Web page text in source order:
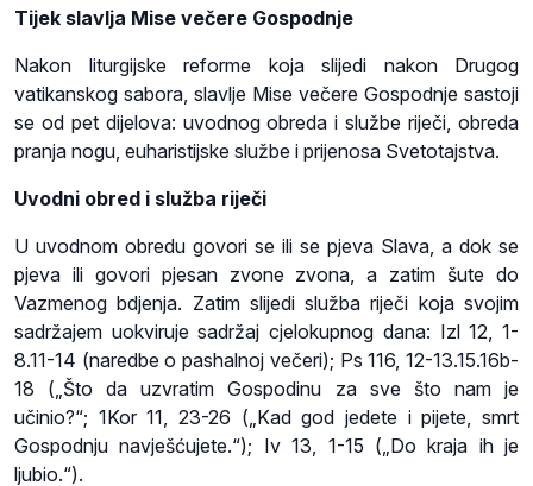
Tijek slavlja Mise večere Gospodnje
Nakon liturgijske reforme koja slijedi nakon Drugog
vatikanskog sabora, slavlje Mise večere Gospodnje sastoji
se od pet dijelova: uvodnog obreda i službe riječi, obreda
pranja nogu, euharistijske službe i prijenosa Svetotajstva.
Uvodni obred i služba riječi
U uvodnom obredu govori se ili se pjeva Slava, a dok se
pjeva ili govori pjesan zvone zvona, a zatim šute do
Vazmenog bdjenja. Zatim slijedi služba riječi koja svojim
sadržajem uokviruje sadržaj cjelokupnog dana: Izl 12, 1-
8.11-14 (naredbe o pashalnoj večeri); Ps 116, 12-13.15.16b-
18 („Što da uzvratim Gospodinu za sve što nam je
učinio?“; 1Kor 11, 23-26 („Kad god jedete i pijete, smrt
Gospodnju navješćujete.“); Iv 13, 1-15 („Do kraja ih je
ljubio.“).